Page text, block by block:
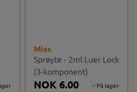
Misc
Sprøyte - 2ml Luer Lock
(3-komponent)
NOK 6.00
På lager